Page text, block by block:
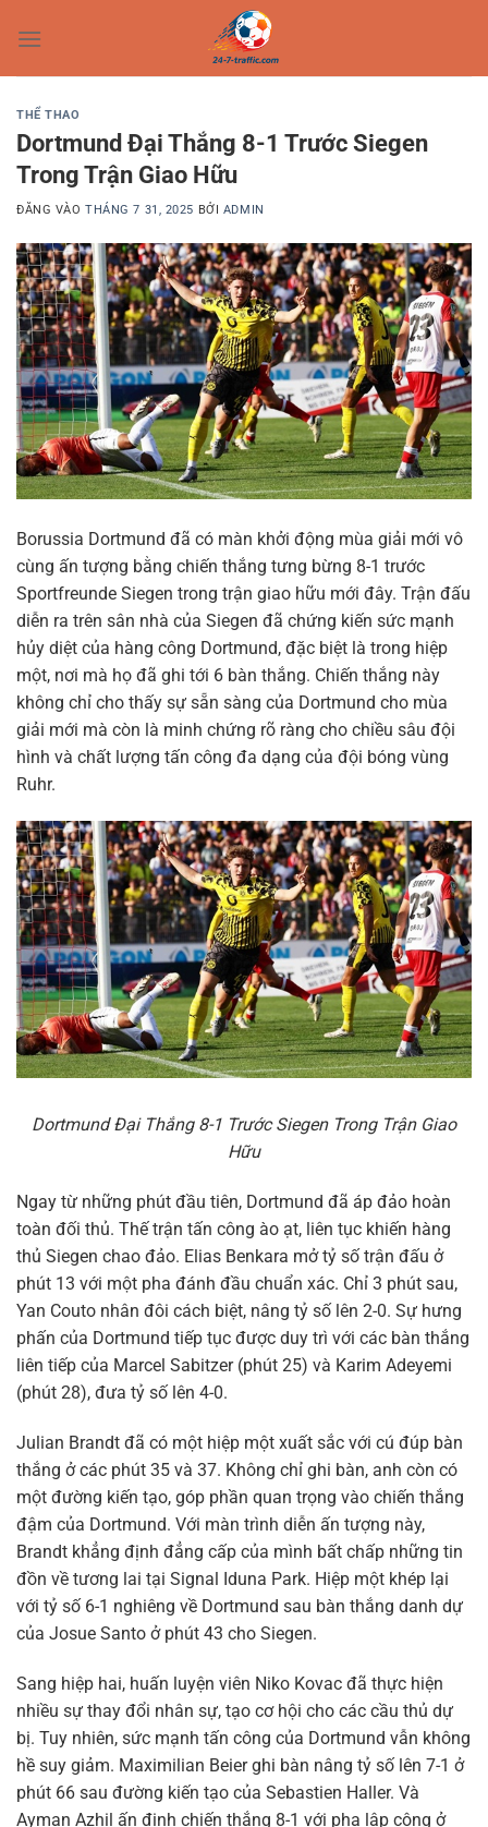
qua
THỂ THAO
Dortmund Đại Thắng 8-1 Trước Siegen
Trong Trận Giao Hữu
ĐĂNG VÀOTHÁNG 7 31, 2025 BỞI ADMIN
Borussia Dortmund đã có màn khởi động mùa giải mới vô
cùng ấn tượng bằng chiến thắng tưng bừng 8-1 trước
Sportfreunde Siegen trong trận giao hữu mới đây. Trận đấu
diễn ra trên sân nhà của Siegen đã chứng kiến sức mạnh
hủy diệt của hàng công Dortmund, đặc biệt là trong hiệp
một, nơi mà họ đã ghi tới 6 bàn thắng. Chiến thắng này
không chỉ cho thấy sự sẵn sàng của Dortmund cho mùa
giải mới mà còn là minh chứng rõ ràng cho chiều sâu đội
hình và chất lượng tấn công đa dạng của đội bóng vùng
Ruhr.
Dortmund Đại Thắng 8-1 Trước Siegen Trong Trận Giao
Hữu
Ngay từ những phút đầu tiên, Dortmund đã áp đảo hoàn
toàn đối thủ. Thế trận tấn công ào ạt, liên tục khiến hàng
thủ Siegen chao đảo. Elias Benkara mở tỷ số trận đấu ở
phút 13 với một pha đánh đầu chuẩn xác. Chỉ 3 phút sau,
Yan Couto nhân đôi cách biệt, nâng tỷ số lên 2-0. Sự hưng
phấn của Dortmund tiếp tục được duy trì với các bàn thắng
liên tiếp của Marcel Sabitzer (phút 25) và Karim Adeyemi
(phút 28), đưa tỷ số lên 4-0.
Julian Brandt đã có một hiệp một xuất sắc với cú đúp bàn
thắng ở các phút 35 và 37. Không chỉ ghi bàn, anh còn có
một đường kiến tạo, góp phần quan trọng vào chiến thắng
đậm của Dortmund. Với màn trình diễn ấn tượng này,
Brandt khẳng định đẳng cấp của mình bất chấp những tin
đồn về tương lai tại Signal Iduna Park. Hiệp một khép lại
với tỷ số 6-1 nghiêng về Dortmund sau bàn thắng danh dự
của Josue Santo ở phút 43 cho Siegen.
Sang hiệp hai, huấn luyện viên Niko Kovac đã thực hiện
nhiều sự thay đổi nhân sự, tạo cơ hội cho các cầu thủ dự
bị. Tuy nhiên, sức mạnh tấn công của Dortmund vẫn không
hề suy giảm. Maximilian Beier ghi bàn nâng tỷ số lên 7-1 ở
phút 66 sau đường kiến tạo của Sebastien Haller. Và
Ayman Azhil ấn định chiến thắng 8-1 với pha lập công ở